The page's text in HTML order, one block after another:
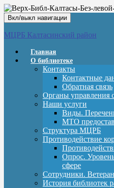
Вкл/выкл навигации
МЦРБ Калтасинский район
Главная
О библиотеке
Контакты
Контактные
Обратная связь
Органы управления
Наши услуги
Виды.
МТО
Структура МЦРБ
Противодействие
Опрос.
сфере
Сотрудники.
История библиотек